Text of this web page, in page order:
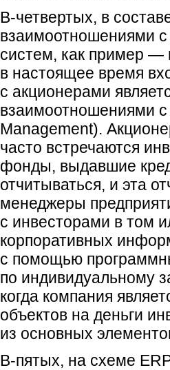
В-четвертых, в
взаимоотношениями
систем, как пример —
в настоящее время
с акционерами
взаимоотношениями
Management).
часто встречаются
фонды, выдавшие
отчитываться, и эта
менеджеры
с инвесторами в том
корпоративных
с помощью
по индивидуальному
когда компания
объектов на деньги
из основных
В-пятых, на схеме